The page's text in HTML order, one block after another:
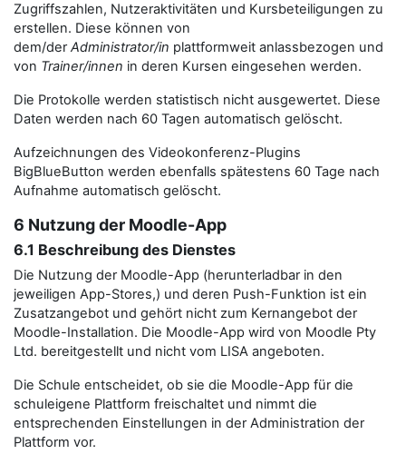
Zugriffszahlen, Nutzeraktivitäten und Kursbeteiligungen zu
erstellen. Diese können von
dem/derAdministrator/in plattformweit anlassbezogen und
von Trainer/innen in deren Kursen eingesehen werden.
Die Protokolle werden statistisch nicht ausgewertet. Diese
Daten werden nach 60 Tagen automatisch gelöscht.
Aufzeichnungen des Videokonferenz-Plugins
BigBlueButton werden ebenfalls spätestens 60 Tage nach
Aufnahme automatisch gelöscht.
6 Nutzung der Moodle-App
6.1 Beschreibung des Dienstes
Die Nutzung der Moodle-App (herunterladbar in den
jeweiligen App-Stores,) und deren Push-Funktion ist ein
Zusatzangebot und gehört nicht zum Kernangebot der
Moodle-Installation. Die Moodle-App wird von Moodle Pty
Ltd. bereitgestellt und nicht vom LISA angeboten.
Die Schule entscheidet, ob sie die Moodle-App für die
schuleigene Plattform freischaltet und nimmt die
entsprechenden Einstellungen in der Administration der
Plattform vor.